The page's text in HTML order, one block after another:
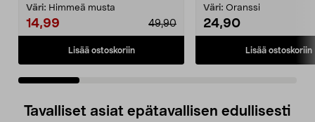
Väri: Himmeä musta
14,99 49,90
Lisää ostoskoriin
Väri: Oranssi
24,90
Lisää ostoskoriin
Tavalliset asiat epätavallisen edullisesti